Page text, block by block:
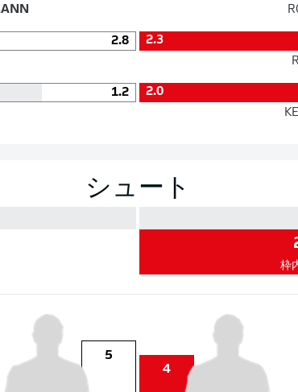
2.8
2.3
1.2
2.0
シュート
枠
5
4